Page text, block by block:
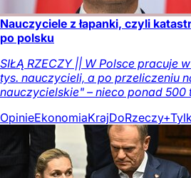
Nauczyciele z łapanki, czyli
po polsku
SIŁĄ RZECZY || W Polsce pracuje
tys. nauczycieli, a po przeliczeniu
nauczycielskie" – nieco ponad 500
OpinieEkonomiaKrajDoRzeczy+